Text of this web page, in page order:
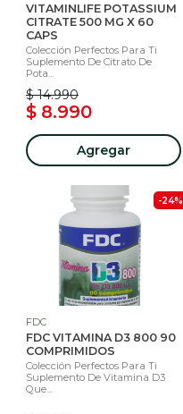
VITAMINLIFE POTASSIUM
CITRATE 500 MG X 60
CAPS
Colección Perfectos Para Ti
Suplemento De Citrato De
Pota...
$ 14.990
$ 8.990
Agregar
-24%
FDC
FDC VITAMINA D3 800 90
COMPRIMIDOS
Colección Perfectos Para Ti
Suplemento De Vitamina D3
Que...